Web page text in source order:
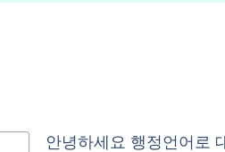
안녕하세요 행정언어로